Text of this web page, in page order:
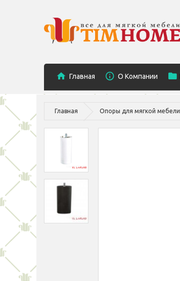
Главная O Компании
Главная Опоры для мягкой мебели